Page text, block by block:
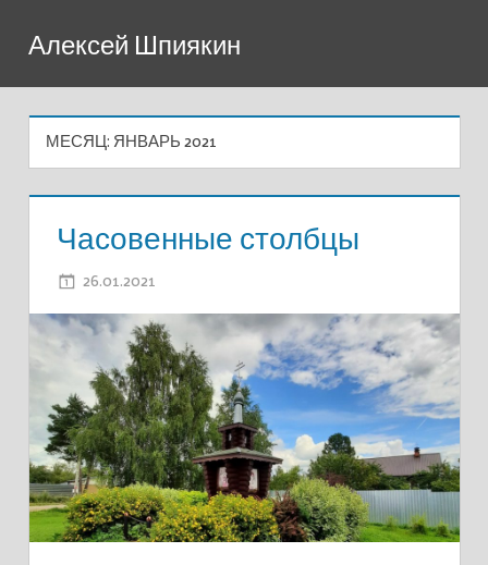
Алексей Шпиякин
МЕСЯЦ: ЯНВАРЬ 2021
Часовенные столбцы
26.01.2021